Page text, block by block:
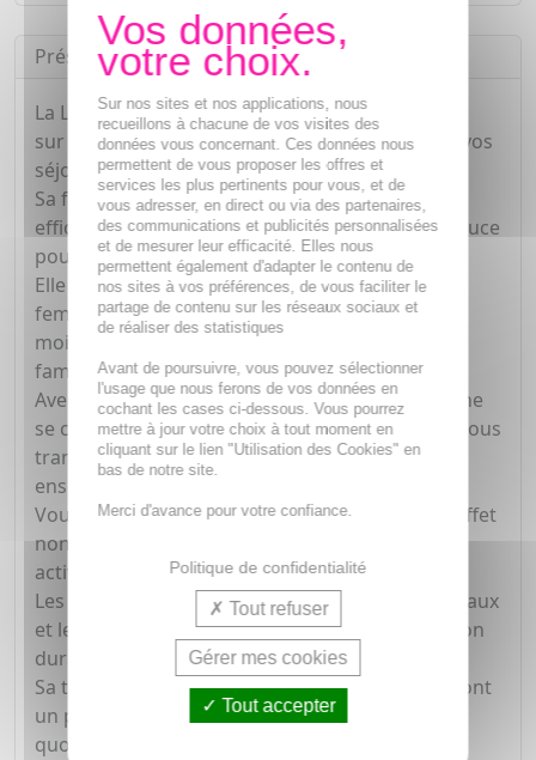
Présentation
La Lotion Anti-Moustiques Tropic Monoï de Cinq
sur Cinq est votre alliée idéale pour profiter de vos
séjours en zones à risques.
Sa formule renforcée vous offre une protection
efficace contre les moustiques, tout en étant douce
pour la peau.
Elle est spécialement conçue pour convenir aux
femmes enceintes et aux enfants à partir de 24
mois, ce qui en fait un choix sûr pour toute la
famille.
Avec son parfum délicat de Monoï, cette lotion ne
se contente pas de repousser les insectes, elle vous
transporte également vers des destinations
ensoleillées.
Vous apprécierez son application facile et son effet
non gras, qui vous permet de profiter de vos
activités en plein air sans souci.
Les ingrédients actifs, tels que les extraits végétaux
et les actifs répulsifs, garantissent une protection
durable.
Sa texture légère et son parfum envoûtant en font
un produit que vous aurez plaisir à utiliser au
quotidien.
Sur nos sites et nos applications, nous
recueillons à chacune de vos visites des
données vous concernant. Ces données nous
permettent de vous proposer les offres et
services les plus pertinents pour vous, et de
vous adresser, en direct ou via des partenaires,
des communications et publicités personnalisées
et de mesurer leur efficacité. Elles nous
permettent également d'adapter le contenu de
nos sites à vos préférences, de vous faciliter le
partage de contenu sur les réseaux sociaux et
de réaliser des statistiques
Avant de poursuivre, vous pouvez sélectionner
l'usage que nous ferons de vos données en
cochant les cases ci-dessous. Vous pourrez
mettre à jour votre choix à tout moment en
cliquant sur le lien "Utilisation des Cookies" en
bas de notre site.
Merci d'avance pour votre confiance.
Politique de confidentialité
Tout refuser
Gérer mes cookies
Tout accepter